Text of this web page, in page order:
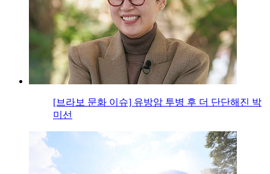
[브라보 문화 이슈] 유방암 투병 후 더 단단해진 박
미선